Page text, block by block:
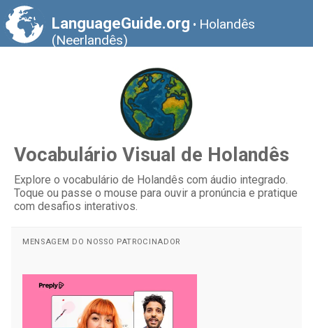
LanguageGuide.org • Holandês
(Neerlandês)
Vocabulário Visual de Holandês
Explore o vocabulário de Holandês com áudio integrado.
Toque ou passe o mouse para ouvir a pronúncia e pratique
com desafios interativos.
MENSAGEM DO NOSSO PATROCINADOR